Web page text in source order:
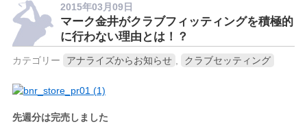
2015年03月09日
マーク金井がクラブフィッティングを積極的
に行わない理由とは！？
カテゴリー アナライズからお知らせ クラブセッティング
先週分は完売しました